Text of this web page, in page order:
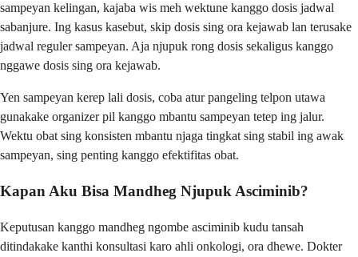
sampeyan kelingan, kajaba wis meh wektune kanggo dosis jadwal
sabanjure. Ing kasus kasebut, skip dosis sing ora kejawab lan terusake
jadwal reguler sampeyan. Aja njupuk rong dosis sekaligus kanggo
nggawe dosis sing ora kejawab.
Yen sampeyan kerep lali dosis, coba atur pangeling telpon utawa
gunakake organizer pil kanggo mbantu sampeyan tetep ing jalur.
Wektu obat sing konsisten mbantu njaga tingkat sing stabil ing awak
sampeyan, sing penting kanggo efektifitas obat.
Kapan Aku Bisa Mandheg Njupuk Asciminib?
Keputusan kanggo mandheg ngombe asciminib kudu tansah
ditindakake kanthi konsultasi karo ahli onkologi, ora dhewe. Dokter